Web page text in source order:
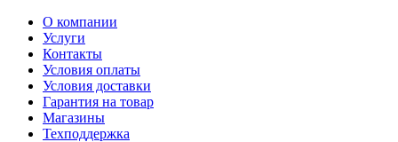
О компании
Услуги
Контакты
Условия оплаты
Условия доставки
Гарантия на товар
Магазины
Техподдержка